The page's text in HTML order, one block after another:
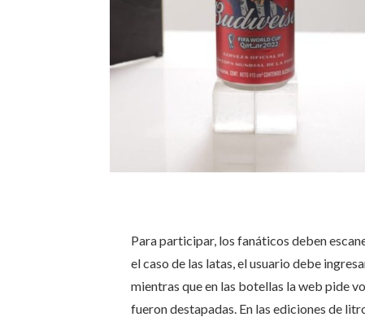
Para participar, los fanáticos deben
el caso de las latas, el usuario debe
mientras que en las botellas la web pide
fueron destapadas. En las ediciones de